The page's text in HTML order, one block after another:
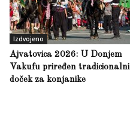
Izdvojeno
Ajvatovica 2026: U Donjem
Vakufu priređen tradicionalni
doček za konjanike